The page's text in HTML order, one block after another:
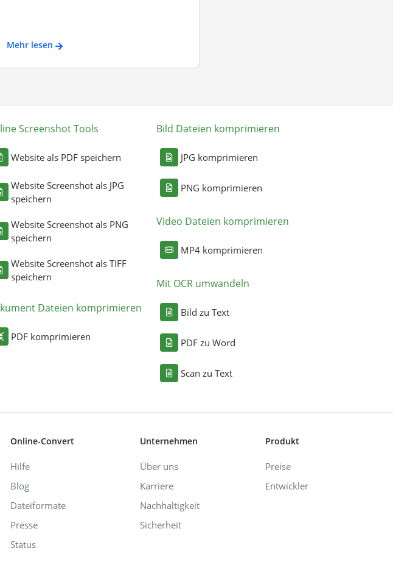
Mehr lesen
Screenshot Tools
Website als PDF speichern
Website Screenshot als JPG
speichern
Website Screenshot als PNG
speichern
Website Screenshot als TIFF
speichern
Dateien komprimieren
PDF komprimieren
Bild Dateien komprimieren
JPG komprimieren
PNG komprimieren
Video Dateien komprimieren
MP4 komprimieren
Mit OCR umwandeln
Bild zu Text
PDF zu Word
Scan zu Text
Online-Convert
Hilfe
Blog
Dateiformate
Presse
Status
Unternehmen
Über uns
Karriere
Nachhaltigkeit
Sicherheit
Produkt
Preise
Entwickler